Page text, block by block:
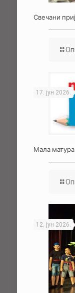
Свечани
17. јун 2026.
Мала матура
12. јун 2026.